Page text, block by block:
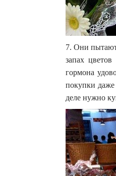
7. Они
запах
гормона
покупки даже
деле нужно